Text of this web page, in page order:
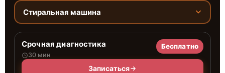
Стиральная машина
Срочная диагностика
30 мин
Бесплатно
Записаться